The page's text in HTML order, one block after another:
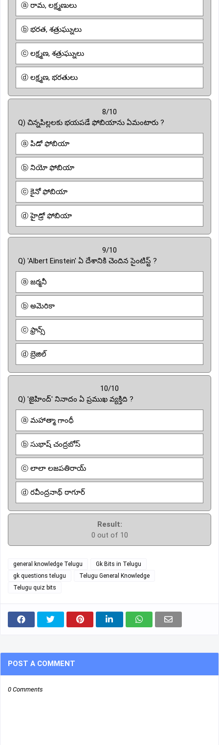
ⓐ రామ, లక్ష్మణులు
ⓑ భరత, శత్రుఘ్నులు
ⓒ లక్ష్మణ, శత్రుఘ్నులు
ⓓ లక్ష్మణ, భరతులు
8/10
Q) చిన్నపిల్లలకు భయపడే ఫోబియాను ఏమంటారు ?
ⓐ పిడో ఫోబియా
ⓑ నియో ఫోబియా
ⓒ కైనో ఫోబియా
ⓓ హైడ్రో ఫోబియా
9/10
Q) 'Albert Einstein' ఏ దేశానికి చెందిన సైంటిస్ట్ ?
ⓐ జర్మనీ
ⓑ అమెరికా
ⓒ ఫ్రాన్స్
ⓓ బ్రెజిల్
10/10
Q) 'జైహింద్' నినాదం ఏ ప్రముఖ వ్యక్తిది ?
ⓐ మహాత్మా గాంధీ
ⓑ సుభాష్ చంద్రబోస్
ⓒ లాలా లజపతిరాయ్
ⓓ రవీంద్రనాథ్ ఠాగూర్
Result:
0 out of 10
general knowledge Telugu
Gk Bits in Telugu
gk questions telugu
Telugu General Knowledge
Telugu quiz bits
POST A COMMENT
0 Comments